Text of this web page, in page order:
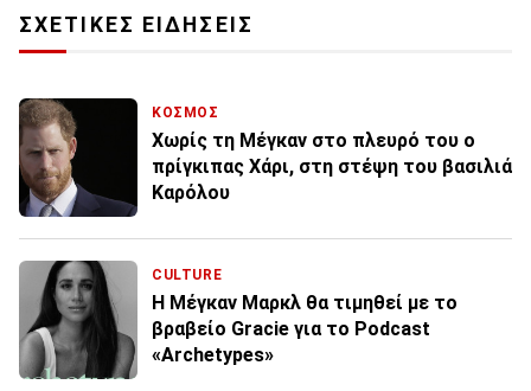
ΣΧΕΤΙΚΕΣ ΕΙΔΗΣΕΙΣ
ΚΟΣΜΟΣ
Χωρίς τη Μέγκαν στο πλευρό του ο
πρίγκιπας Χάρι, στη στέψη του βασιλιά
Καρόλου
CULTURE
Η Μέγκαν Μαρκλ θα τιμηθεί με το
βραβείο Gracie για το Podcast
«Archetypes»